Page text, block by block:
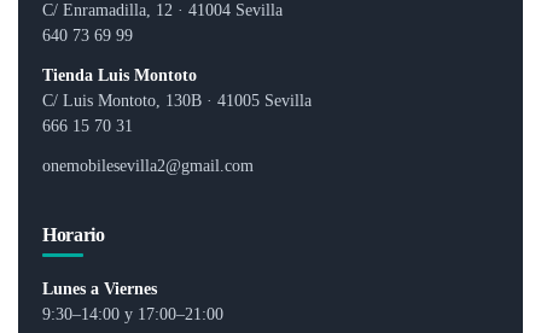
C/ Enramadilla, 12 · 41004 Sevilla
640 73 69 99
Tienda Luis Montoto
C/ Luis Montoto, 130B · 41005 Sevilla
666 15 70 31
onemobilesevilla2@gmail.com
Horario
Lunes a Viernes
9:30–14:00 y 17:00–21:00